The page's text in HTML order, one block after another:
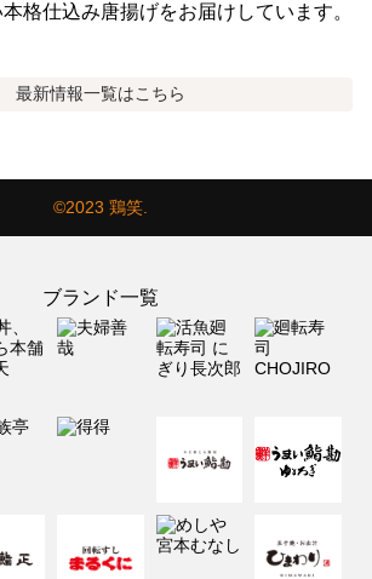
格仕込み唐揚げをお届けしています。
最新情報一覧はこちら
©2023 鶏笑.
ブランド一覧